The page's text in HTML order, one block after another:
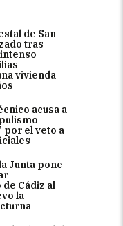
de San
tras
vivienda
acusa a
el veto a
Junta pone
Cádiz al
la